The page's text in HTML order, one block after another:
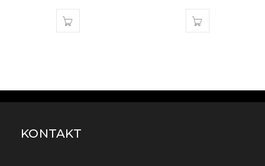
KONTAKT